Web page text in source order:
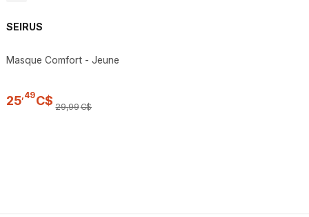
SEIRUS
Masque Comfort - Jeune
25 49C$ 29,99C$